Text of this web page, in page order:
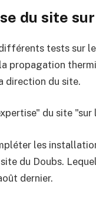
du site
tests sur
propagation
direction du site.
du site
les
du Doubs.
dernier.